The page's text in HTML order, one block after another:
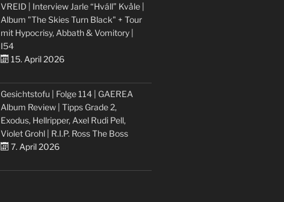
VREID | Interview Jarle “Hváll” Kvåle |
Album "The Skies Turn Black" + Tour
mit Hypocrisy, Abbath & Vomitory |
I54
15. April 2026
Gesichtstofu | Folge 114 | GAEREA
Album Review | Tipps Grade 2,
Exodus, Hellripper, Axel Rudi Pell,
Violet Grohl | R.I.P. Ross The Boss
7. April 2026